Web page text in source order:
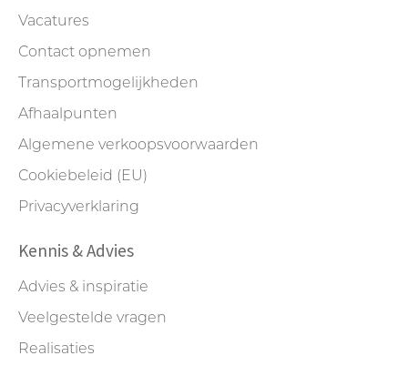
Vacatures
Contact opnemen
Transportmogelijkheden
Afhaalpunten
Algemene verkoopsvoorwaarden
Cookiebeleid (EU)
Privacyverklaring
Kennis & Advies
Advies & inspiratie
Veelgestelde vragen
Realisaties